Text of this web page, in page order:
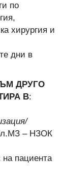
по
хирургия и
дни в
ДРУГО
В:
– НЗОК
пациента